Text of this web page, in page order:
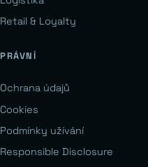
Retail & Loyalty
PRÁVNÍ
Ochrana údajů
Cookies
Podmínky užívání
Responsible Disclosure